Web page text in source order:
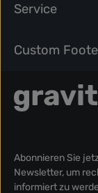
Service
Custom
Abonnieren Sie
Newsletter, um
informiert zu